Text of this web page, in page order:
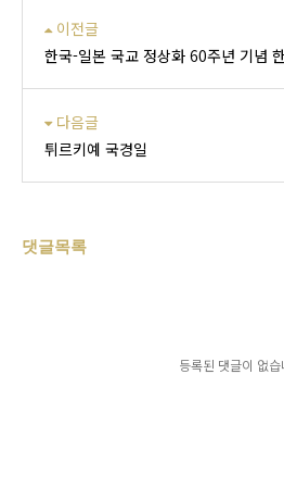
이전글
한국-일본 국교 정상화 60주년 기념
다음글
튀르키예 국경일
댓글목록
등록된 댓글이 없